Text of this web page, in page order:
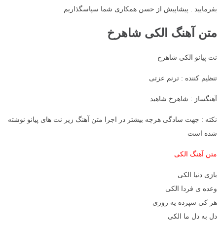
بفرمایید . پیشاپیش از حسن همکاری شما سپاسگذاریم
متن آهنگ الکی شاهرخ
نت پیانو الکی شاهرخ
تنظیم کننده : ترنم عزتی
آهنگساز : شاهرخ شاهید
نکته : جهت سادگی هرچه بیشتر در اجرا متن آهنگ زیر نت های پیانو نوشته
شده است
متن آهنگ الکی
بازی دنیا الکی
وعده ی فردا الکی
هر کی سپرده یه روزی
دل به دل ما الکی